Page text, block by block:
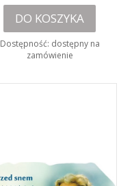
DO KOSZYKA
Dostępność: dostępny na
zamówienie